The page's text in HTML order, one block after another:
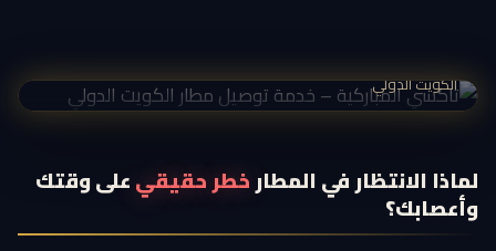
الكويت الدولي
لماذا الانتظار في المطارخطر حقيقيعلى وقتك
وأعصابك؟